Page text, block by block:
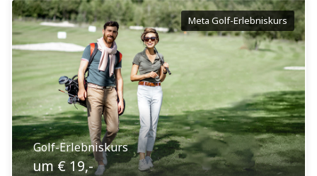
Meta Golf-Erlebniskurs
Golf-Erlebniskurs
um € 19,-